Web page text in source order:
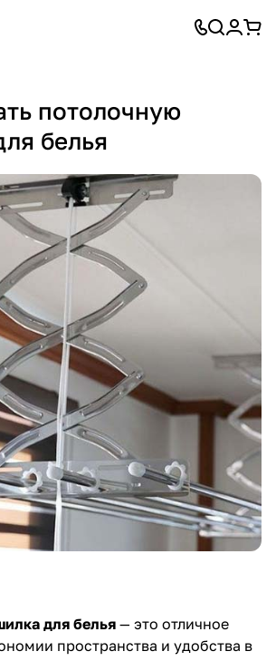
потолочную
белья
для белья — это отличное
пространства и удобства в